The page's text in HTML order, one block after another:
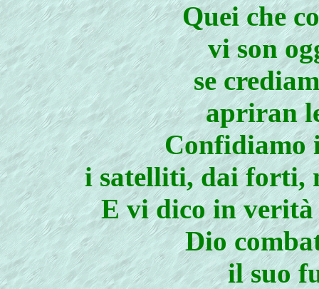
Quei che
vi son
se
apriran
Confidiamo
i satelliti, dai forti,
E vi dico in verità
Dio
il suo